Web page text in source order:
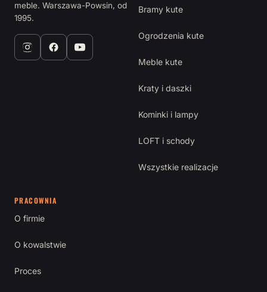
meble. Warszawa-Powsin, od
1995.
Bramy kute
Ogrodzenia kute
Meble kute
Kraty i daszki
Kominki i lampy
LOFT i schody
Wszystkie realizacje
PRACOWNIA
O firmie
O kowalstwie
Proces